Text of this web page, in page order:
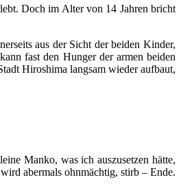
Doch im Alter von 14 Jahren bricht
aus der Sicht der beiden Kinder,
fast den Hunger der armen beiden
Hiroshima langsam wieder aufbaut,
Manko, was ich auszusetzen hätte,
abermals ohnmächtig, stirb – Ende.